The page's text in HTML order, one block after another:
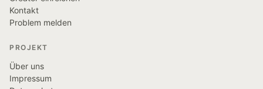
Kontakt
Problem melden
PROJEKT
Über uns
Impressum